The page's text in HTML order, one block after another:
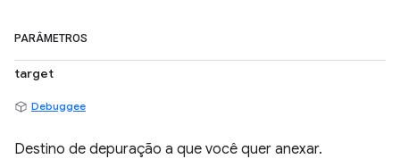
PARÂMETROS
target
Debuggee
Destino de depuração a que você quer anexar.